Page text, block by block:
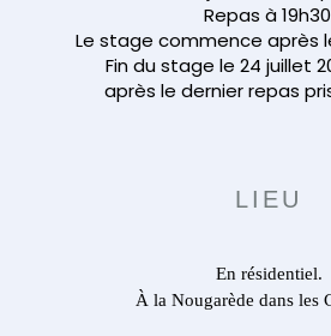
Repas à
Le stage commence après
Fin du stage le 24 juillet
après le dernier repas
LIEU
En résidentiel.
À la Nougarède dans les